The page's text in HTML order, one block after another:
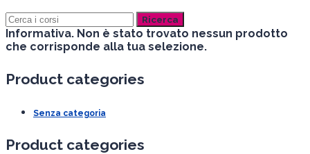
Ricerca:
Informativa. Non è stato trovato nessun prodotto
che corrisponde alla tua selezione.
Product categories
Senza categoria
Product categories